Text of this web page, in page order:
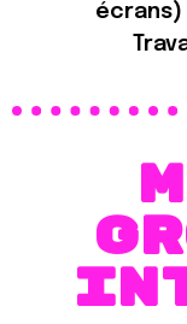
écrans)